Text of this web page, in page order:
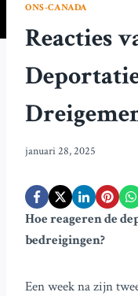
ONS-CANADA
Reacties
januari 28, 2025
Hoe reageren de
bedreigingen?
Een week na zijn